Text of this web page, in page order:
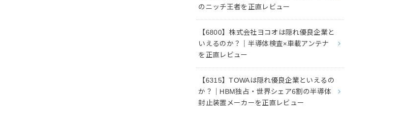
のニッチ王者を正直レビュー
【6800】株式会社ヨコオは隠れ優良企業と
いえるのか？｜半導体検査×車載アンテナ
を正直レビュー
【6315】TOWAは隠れ優良企業といえるの
か？｜HBM独占・世界シェア6割の半導体
封止装置メーカーを正直レビュー